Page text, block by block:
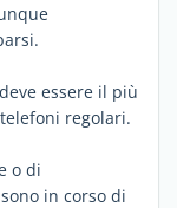
essere il più
regolari.
o di
in corso di